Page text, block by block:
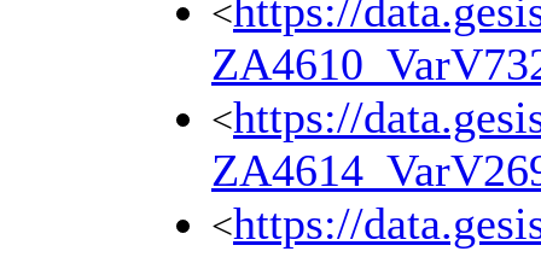
<https://
<https://
<https://